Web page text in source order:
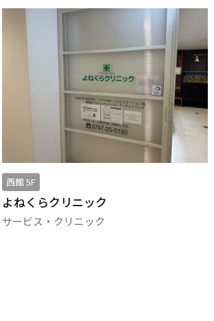
西館 5F
よねくらクリニック
サービス・クリニック